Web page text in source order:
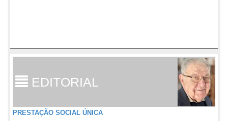
EDITORIAL
PRESTAÇÃO SOCIAL ÚNICA